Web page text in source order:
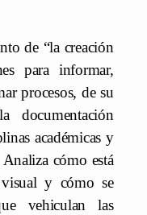
de “la creación
para informar,
procesos, de su
documentación
académicas y
Analiza cómo está
visual y cómo se
vehiculan las